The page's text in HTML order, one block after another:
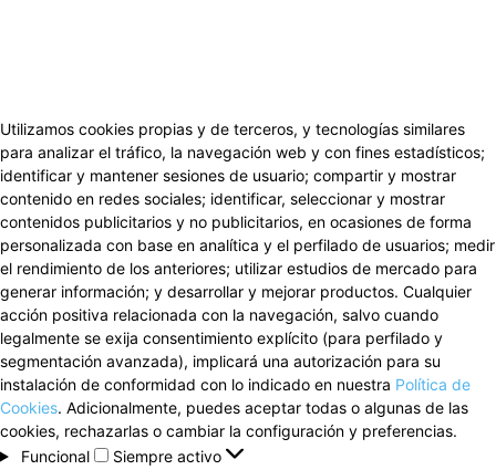
Utilizamos cookies propias y de terceros, y tecnologías similares
para analizar el tráfico, la navegación web y con fines estadísticos;
identificar y mantener sesiones de usuario; compartir y mostrar
contenido en redes sociales; identificar, seleccionar y mostrar
contenidos publicitarios y no publicitarios, en ocasiones de forma
personalizada con base en analítica y el perfilado de usuarios; medir
el rendimiento de los anteriores; utilizar estudios de mercado para
generar información; y desarrollar y mejorar productos. Cualquier
acción positiva relacionada con la navegación, salvo cuando
legalmente se exija consentimiento explícito (para perfilado y
segmentación avanzada), implicará una autorización para su
instalación de conformidad con lo indicado en nuestra Política de
Cookies. Adicionalmente, puedes aceptar todas o algunas de las
cookies, rechazarlas o cambiar la configuración y preferencias.
Funcional
Funcional
Siempre activo